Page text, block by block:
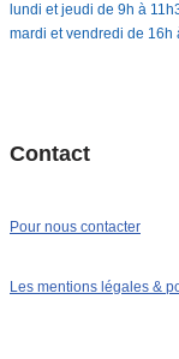
lundi et jeudi de 9h à
mardi et vendredi de 16h
Contact
Pour nous contacter
Les mentions légales &